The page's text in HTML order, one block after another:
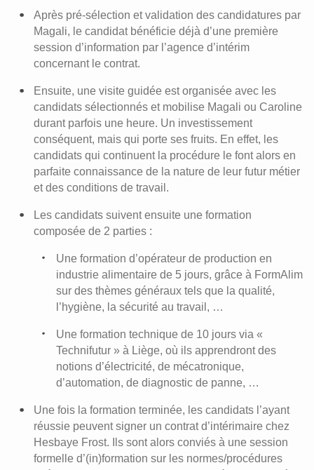
Après pré-sélection et validation des candidatures par
Magali, le candidat bénéficie déjà d’une première
session d’information par l’agence d’intérim
concernant le contrat.
Ensuite, une visite guidée est organisée avec les
candidats sélectionnés et mobilise Magali ou Caroline
durant parfois une heure. Un investissement
conséquent, mais qui porte ses fruits. En effet, les
candidats qui continuent la procédure le font alors en
parfaite connaissance de la nature de leur futur métier
et des conditions de travail.
Les candidats suivent ensuite une formation
composée de 2 parties :
Une formation d’opérateur de production en
industrie alimentaire de 5 jours, grâce à FormAlim
sur des thèmes généraux tels que la qualité,
l’hygiène, la sécurité au travail, …
Une formation technique de 10 jours via «
Technifutur » à Liège, où ils apprendront des
notions d’électricité, de mécatronique,
d’automation, de diagnostic de panne, …
Une fois la formation terminée, les candidats l’ayant
réussie peuvent signer un contrat d’intérimaire chez
Hesbaye Frost. Ils sont alors conviés à une session
formelle d’(in)formation sur les normes/procédures